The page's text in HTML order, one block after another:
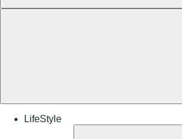
LifeStyle